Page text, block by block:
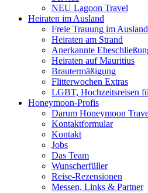
NEU Lagoon Travel
Heiraten im Ausland
Freie Trauung im Ausland
Heiraten am Strand
Anerkannte
Heiraten auf Mauritius
Brautermäßigung
Flitterwochen Extras
LGBT, Hochzeitsreisen
Honeymoon-Profis
Darum Honeymoon
Kontaktformular
Kontakt
Jobs
Das Team
Wunscherfüller
Reise-Rezensionen
Messen, Links & Partner